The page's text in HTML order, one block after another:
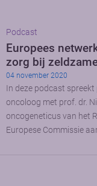
Podcast
Europees
zorg bij
04 november 2020
In deze podcast
oncoloog met prof. dr.
oncogeneticus van het
Europese Commissie